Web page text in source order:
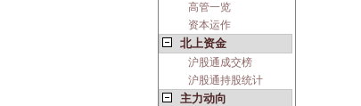
高管一览
资本运作
北上资金
沪股通成交榜
沪股通持股统计
主力动向